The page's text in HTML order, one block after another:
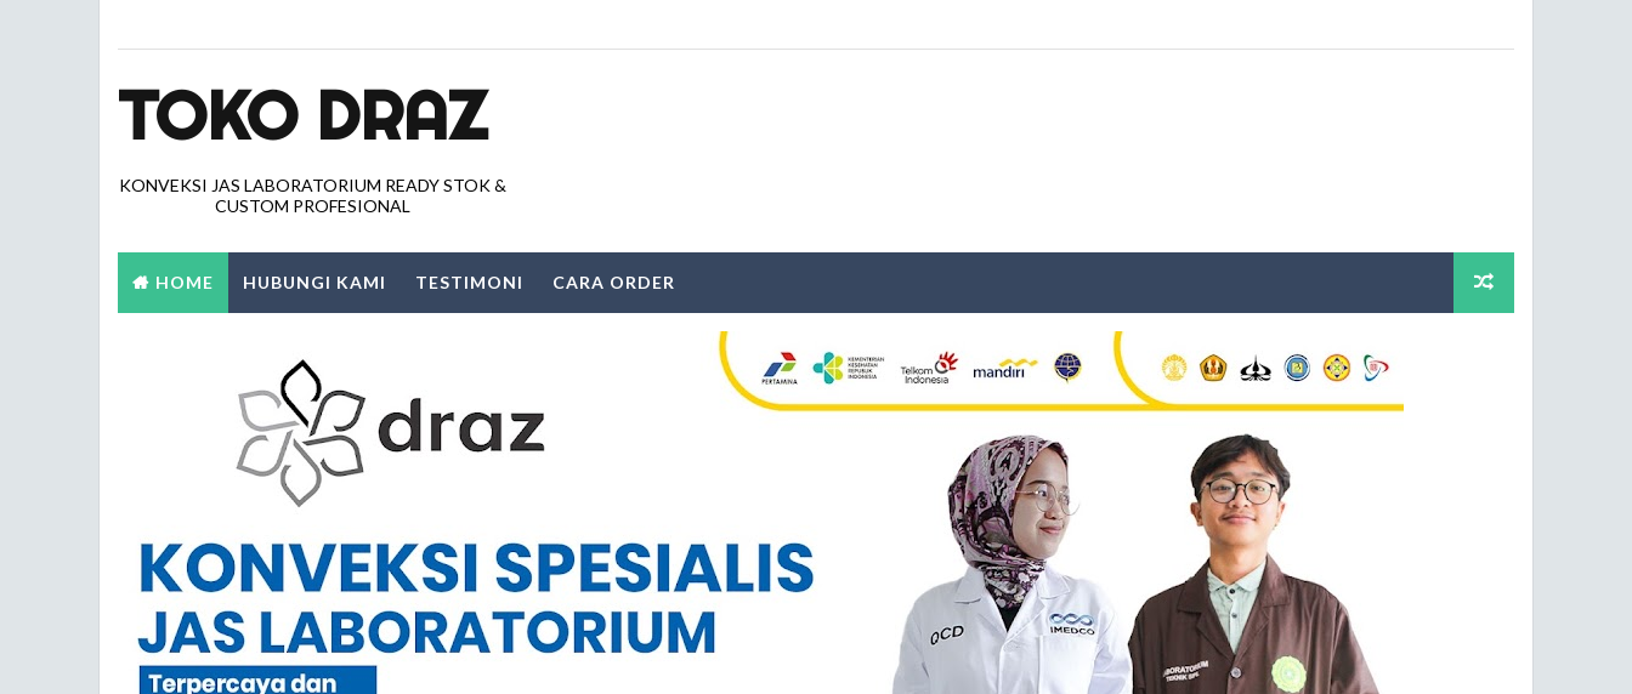
TOKO DRAZ
KONVEKSI JAS LABORATORIUM READY STOK &
CUSTOM PROFESIONAL
HOME HUBUNGI KAMI TESTIMONI CARA ORDER